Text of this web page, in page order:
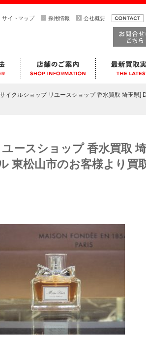
サイトマップ 採用情報 会社概要
イクルショップ リユースショップ 香水買取 埼玉県]
ースショップ 香水買取
東松山市のお客様より買